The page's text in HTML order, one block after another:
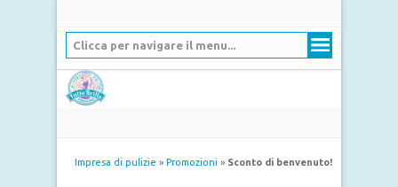
Clicca per navigare il menu...
Impresa di pulizie » Promozioni » Sconto di benvenuto!